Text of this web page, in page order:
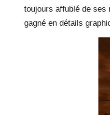
toujours affublé de ses
gagné en détails